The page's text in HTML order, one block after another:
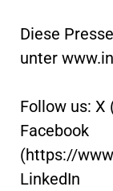
Diese
unter
Follow us:
Facebook
(https://
LinkedIn